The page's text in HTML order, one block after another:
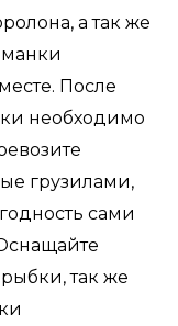
а так же
После
необходимо
грузилами,
сами
так же